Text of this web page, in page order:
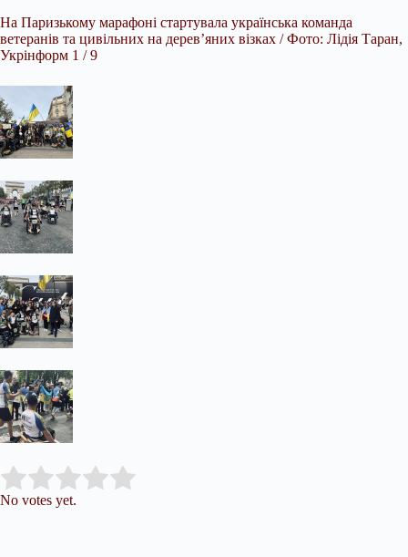
На Паризькому марафоні стартувала українська команда
ветеранів та цивільних на дерев’яних візках / Фото: Лідія Таран,
Укрінформ 1 / 9
Rate this item:
No votes yet.